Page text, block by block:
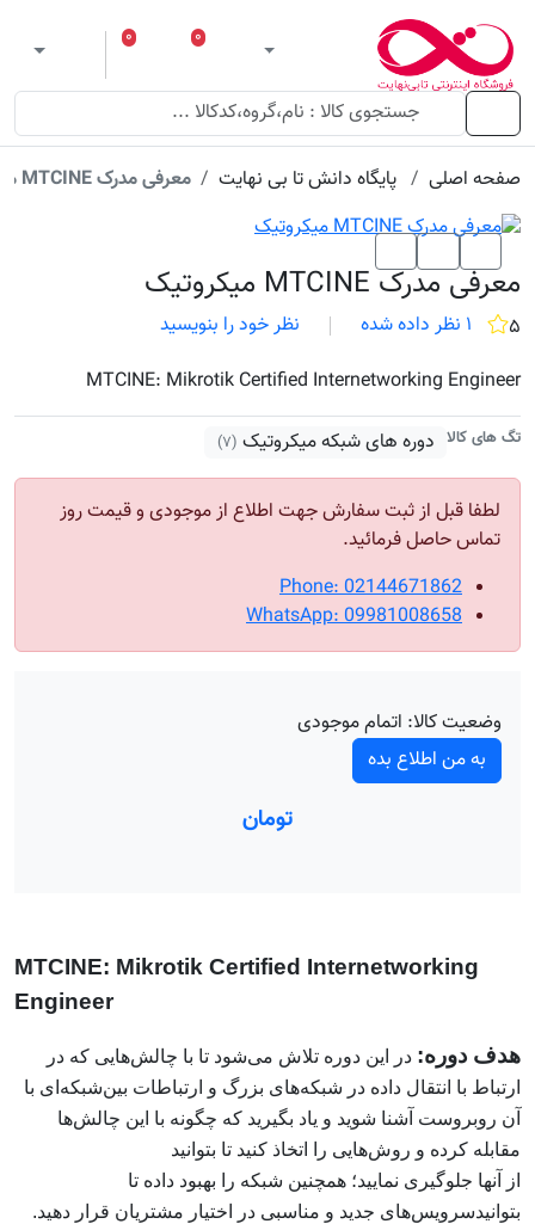
ورود لیست مورد علاقه
۰
سبد خرید
۰
منو
صفحه اصلی
پایگاه دانش تا بی نهایت معرفی مدرک MTCINE میکروتیک
معرفی مدرک MTCINE میکروتیک
۵ ۱ نظر داده شده
نظر خود را بنویسید
MTCINE: Mikrotik Certified Internetworking Engineer
تگ های کالا دوره های شبکه میکروتیک (۷)
لطفا قبل از ثبت سفارش جهت اطلاع از موجودی و قیمت روز
تماس حاصل فرمائید.
Phone: 02144671862
WhatsApp: 09981008658
وضعیت کالا: اتمام موجودی
به من اطلاع بده
تومان
MTCINE: Mikrotik Certified Internetworking
Engineer
هدف دوره: در این دوره تلاش می‌شود تا با چالش‌هایی که در
ارتباط با انتقال داده در شبکه‌های بزرگ و ارتباطات بین‌شبکه‌ای با
آن روبروست آشنا شوید و یاد بگیرید که چگونه با این چالش‌ها
مقابله کرده و روش‌هایی را اتخاذ کنید تا بتوانید
از آنها جلوگیری نمایید؛ همچنین شبکه را بهبود داده تا
بتوانیدسرویس‌های جدید و مناسبی در اختیار مشتریان قرار دهید.